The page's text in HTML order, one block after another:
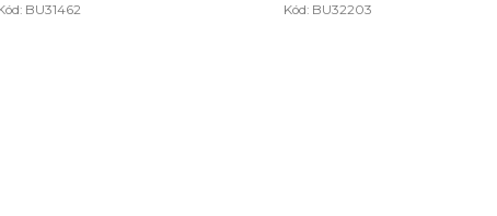
BU31462 Kód: BU32203